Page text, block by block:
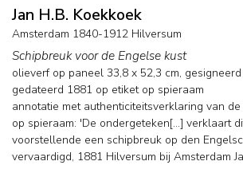
Jan H.B. Koekkoek
Amsterdam 1840-1912 Hilversum
Schipbreuk voor de Engelse kust
olieverf op paneel 33,8 x 52,3 cm,
gedateerd 1881 op etiket op spieraam
annotatie met authenticiteitsverklaring van
op spieraam: 'De ondergeteken[…] verklaart
voorstellende een schipbreuk op den
vervaardigd, 1881 Hilversum bij Amsterdam